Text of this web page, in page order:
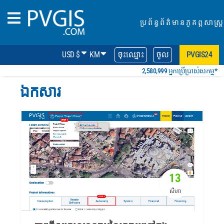
ប្រព័ន្ធព័ត៌មានភូគព្ភសាស្ត្រ
USD $ KM ចុះឈ្មោះ ចូល PVGIS24
2,580,999 អ្នកប្រើប្រាស់សកម្ម*
ឯកសារ
13
សីហា